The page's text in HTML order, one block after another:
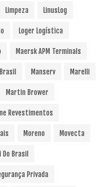
Limpeza LinusLog
Loger Logística
Maersk APM Terminals
Manserv Marelli
Martin Brower
Revestimentos
Moreno Movecta
Do Brasil
Privada